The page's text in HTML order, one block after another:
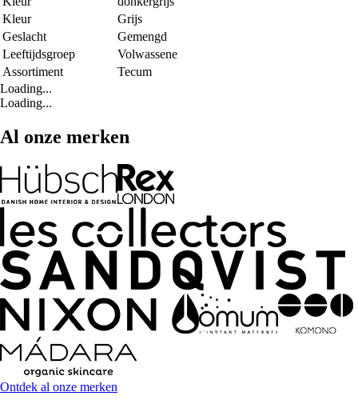
Kleur
Grijs
Geslacht
Gemengd
Leeftijdsgroep
Volwassene
Assortiment
Tecum
Loading...
Loading...
Al onze merken
Ontdek al onze merken